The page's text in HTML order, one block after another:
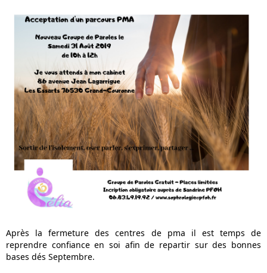
Après la fermeture des centres de pma il est temps de
reprendre confiance en soi afin de repartir sur des bonnes
bases dés Septembre.